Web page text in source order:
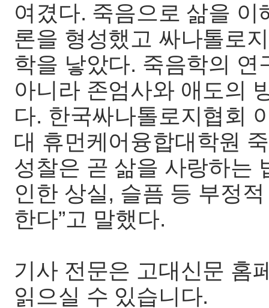
여겼다. 죽음으로 삶을
론을 형성했고 싸나톨로
학을 낳았다. 죽음학의
아니라 존엄사와 애도의
다. 한국싸나톨로지협회
대 휴먼케어융합대학원
성찰은 곧 삶을 사랑하는
인한 상실, 슬픔 등 부정
한다”고 말했다.
기사 전문은 고대신문 홈
읽으실 수 있습니다.